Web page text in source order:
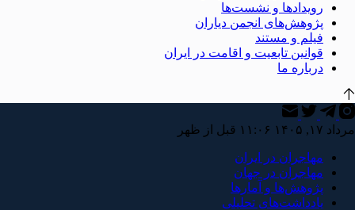
رویدادها و نشست‌ها
پژوهش‌های انجمن دیاران
فیلم و مستند
قوانین تابعیت و اقامت در ایران
درباره ما
مرداد ۱۷, ۱۴۰۵ ۱۱:۰۶ قبل از ظهر
مهاجران در ایران
مهاجران در جهان
پژوهش‌ها و آمارها
یادداشت‌های تحلیلی